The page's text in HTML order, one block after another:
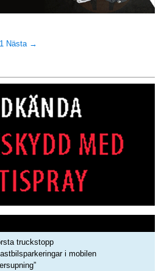
Nästa →
truckstopp
i mobilen